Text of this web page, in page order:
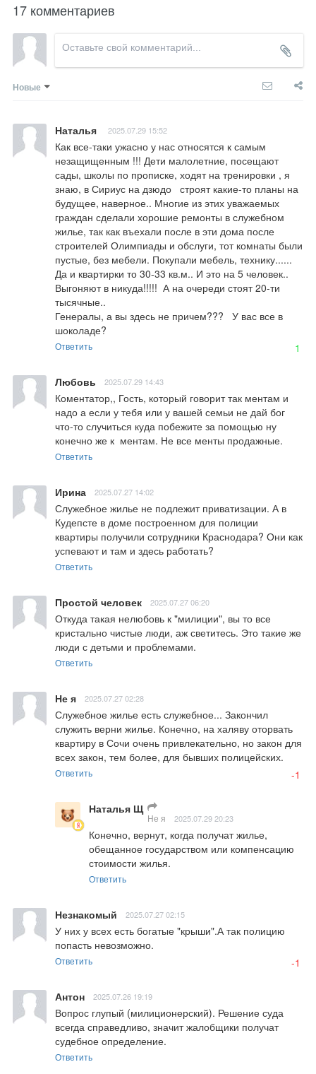
17 комментариев
Новые
Наталья 2025.07.29 15:52
Как все-таки ужасно у нас относятся к самым
незащищенным !!! Дети малолетние, посещают
сады, школы по прописке, ходят на тренировки , я
знаю, в Сириус на дзюдо   строят какие-то планы на
будущее, наверное.. Многие из этих уважаемых
граждан сделали хорошие ремонты в служебном
жилье, так как въехали после в эти дома после
строителей Олимпиады и обслуги, тот комнаты были
пустые, без мебели. Покупали мебель, технику......
Да и квартирки то 30-33 кв.м.. И это на 5 человек..
Выгоняют в никуда!!!!!  А на очереди стоят 20-ти
тысячные..
Генералы, а вы здесь не причем???   У вас все в
шоколаде?
Ответить 1
Любовь 2025.07.29 14:43
Коментатор,, Гость, который говорит так ментам и
надо а если у тебя или у вашей семьи не дай бог
что-то случиться куда побежите за помощью ну
конечно же к  ментам. Не все менты продажные.
Ответить
Ирина 2025.07.27 14:02
Служебное жилье не подлежит приватизации. А в
Кудепсте в доме построенном для полиции
квартиры получили сотрудники Краснодара? Они как
успевают и там и здесь работать?
Ответить
Простой человек 2025.07.27 06:20
Откуда такая нелюбовь к "милиции", вы то все
кристально чистые люди, аж светитесь. Это такие же
люди с детьми и проблемами.
Ответить
Не я 2025.07.27 02:28
Служебное жилье есть служебное... Закончил
служить верни жилье. Конечно, на халяву оторвать
квартиру в Сочи очень привлекательно, но закон для
всех закон, тем более, для бывших полицейских.
Ответить -1
Наталья Щ
Не я 2025.07.29 20:23
Конечно, вернут, когда получат жилье,
обещанное государством или компенсацию
стоимости жилья.
Ответить
Незнакомый 2025.07.27 02:15
У них у всех есть богатые "крыши".А так полицию
попасть невозможно.
Ответить -1
Антон 2025.07.26 19:19
Вопрос глупый (милиционерский). Решение суда
всегда справедливо, значит жалобщики получат
судебное определение.
Ответить